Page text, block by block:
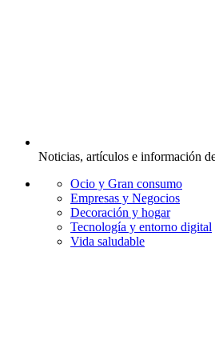
Noticias, artículos e información
Ocio y Gran consumo
Empresas y Negocios
Decoración y hogar
Tecnología y entorno digital
Vida saludable